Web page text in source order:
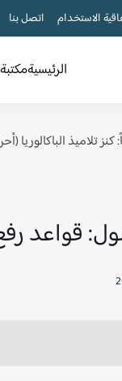
الاستخدام اتصل بنا
الرئيسية
تلاميذ الباكالوريا
قواعد رفع